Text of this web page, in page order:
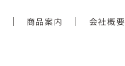
商品案内 会社概要